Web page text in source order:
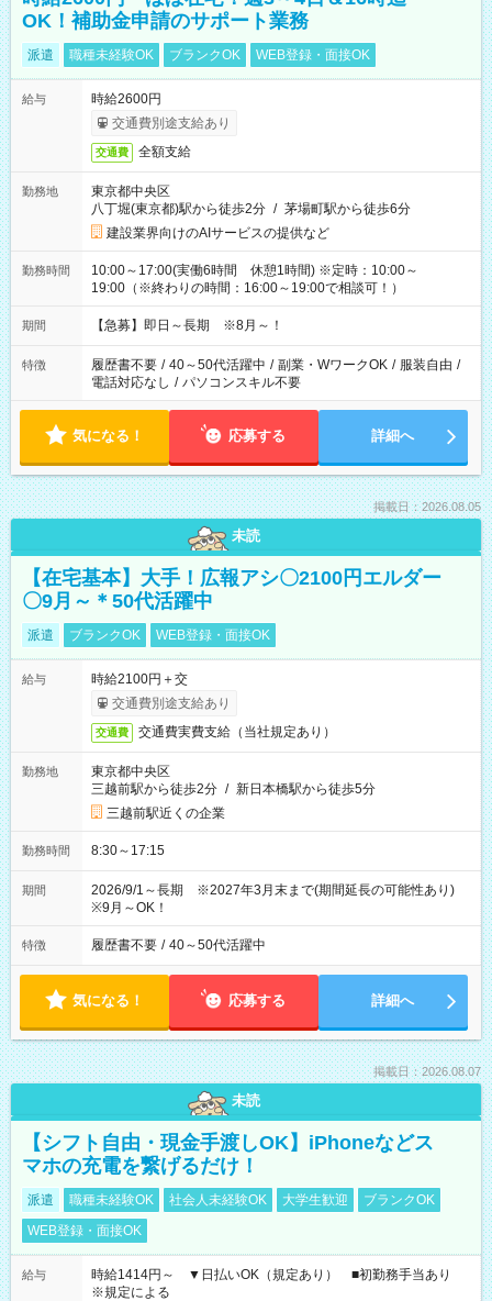
OK！補助金申請のサポート業務
派遣 職種未経験OK ブランクOK WEB登録・面接OK
給与
時給2600円
交通費別途支給あり
交通費 全額支給
勤務地
東京都中央区
八丁堀(東京都)駅から徒歩2分 / 茅場町駅から徒歩6分
建設業界向けのAIサービスの提供など
勤務時間
10:00～17:00(実働6時間 休憩1時間) ※定時：10:00～
19:00（※終わりの時間：16:00～19:00で相談可！）
期間 【急募】即日～長期 ※8月～！
特徴 履歴書不要 / 40～50代活躍中 / 副業・WワークOK / 服装自由 /
電話対応なし / パソコンスキル不要
気になる！ 応募する 詳細へ
掲載日：2026.08.05
未読
【在宅基本】大手！広報アシ〇2100円エルダー
〇9月～＊50代活躍中
派遣 ブランクOK WEB登録・面接OK
給与
時給2100円＋交
交通費別途支給あり
交通費 交通費実費支給（当社規定あり）
勤務地
東京都中央区
三越前駅から徒歩2分 / 新日本橋駅から徒歩5分
三越前駅近くの企業
勤務時間 8:30～17:15
期間
2026/9/1～長期 ※2027年3月末まで(期間延長の可能性あり)
※9月～OK！
特徴 履歴書不要 / 40～50代活躍中
気になる！ 応募する 詳細へ
掲載日：2026.08.07
未読
【シフト自由・現金手渡しOK】iPhoneなどス
マホの充電を繋げるだけ！
派遣 職種未経験OK 社会人未経験OK 大学生歓迎
ブランクOK
WEB登録・面接OK
給与
時給1414円～ ▼日払いOK（規定あり） ■初勤務手当あり
※規定による